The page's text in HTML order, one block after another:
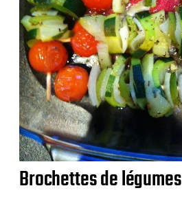
Brochettes de légumes